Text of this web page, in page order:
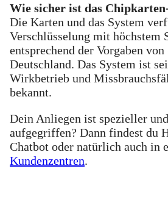
Wie sicher ist das
Die Karten und das System
Verschlüsselung mit höchstem
entsprechend der Vorgaben
Deutschland. Das System ist
Wirkbetrieb und
bekannt.
Dein Anliegen ist spezieller
aufgegriffen? Dann findest du
Chatbot oder natürlich auch in
Kundenzentren.